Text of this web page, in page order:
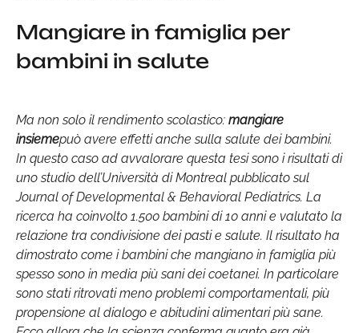
Mangiare in famiglia per
bambini in salute
Ma non solo il rendimento scolastico: mangiare
insiemepuò avere effetti anche sulla salute dei bambini.
In questo caso ad avvalorare questa tesi sono i risultati di
uno studio dell’Università di Montreal pubblicato sul
Journal of Developmental & Behavioral Pediatrics. La
ricerca ha coinvolto 1.500 bambini di 10 anni e valutato la
relazione tra condivisione dei pasti e salute. Il risultato ha
dimostrato come i bambini che mangiano in famiglia più
spesso sono in media più sani dei coetanei. In particolare
sono stati ritrovati meno problemi comportamentali, più
propensione al dialogo e abitudini alimentari più sane.